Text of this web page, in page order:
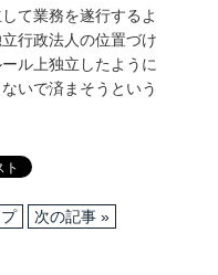
て業務を遂行するよ
行政法人の位置づけ
ル上独立したように
いで済まそうという
次の記事 »